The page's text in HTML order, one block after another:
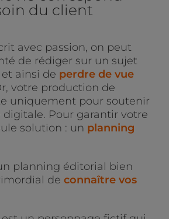
du client
avec passion, on peut
de rédiger sur un sujet
ainsi de perdre de vue
votre production de
uniquement pour soutenir
Pour garantir votre
solution : un planning
planning éditorial bien
de connaître vos